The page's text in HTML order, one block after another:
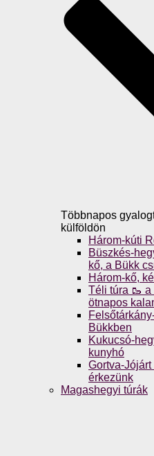
Többnapos
külföldön
Három-kúti
Büszkés-
kő, a Bükk
Három-kő,
Téli túra 🥾
ötnapos
Bükkben
Kukucsó-
kunyhó
Gortva-
érkezünk
Magashegyi túrák